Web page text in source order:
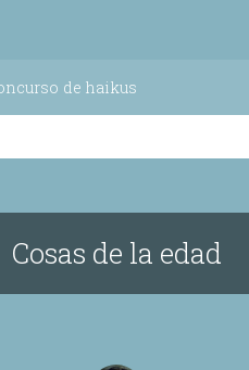
de haikus
Cosas de la edad